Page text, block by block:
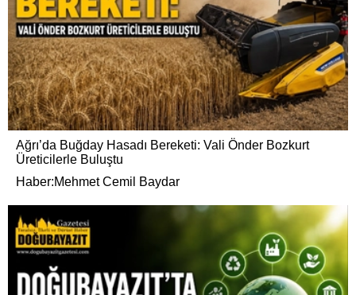
Ağrı’da Buğday Hasadı Bereketi: Vali Önder Bozkurt
Üreticilerle Buluştu
Haber:Mehmet Cemil Baydar